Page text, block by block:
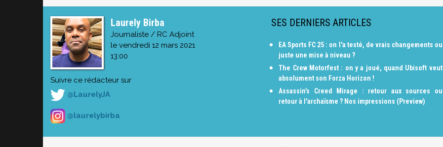
Laurely Birba
Journaliste / RC Adjoint
le vendredi 12 mars 2021
13:00
Suivre ce rédacteur sur
@LaurelyJA
@laurelybirba
SES DERNIERS ARTICLES
EA Sports FC 25 : on l'a testé, de vrais changements ou
juste une mise à niveau ?
The Crew Motorfest : on y a joué, quand Ubisoft veut
absolument son Forza Horizon !
Assassin’s Creed Mirage : retour aux sources ou
retour à l'archaïsme ? Nos impressions (Preview)